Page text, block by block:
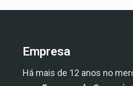
Empresa
Há mais de 12 anos no